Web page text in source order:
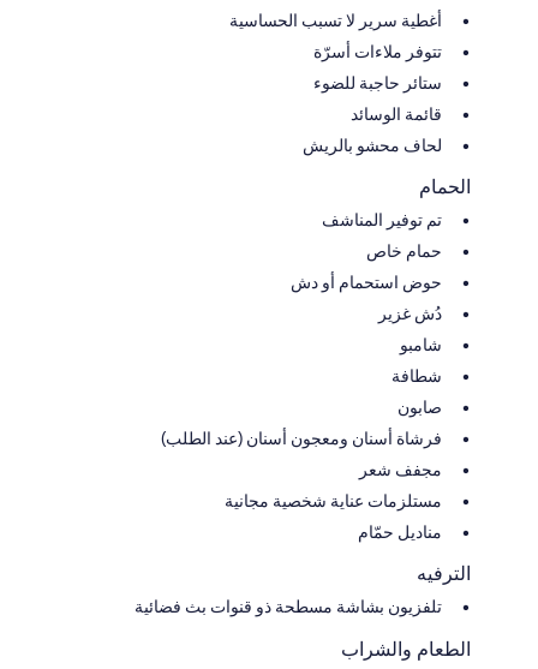
أغطية سرير لا تسبب الحساسية
تتوفر ملاءات أسرّة
ستائر حاجبة للضوء
قائمة الوسائد
لحاف محشو بالريش
الحمام
تم توفير المناشف
حمام خاص
حوض استحمام أو دش
دُش غزير
شامبو
شطافة
صابون
فرشاة أسنان ومعجون أسنان (عند الطلب)
مجفف شعر
مستلزمات عناية شخصية مجانية
مناديل حمّام
الترفيه
تلفزيون بشاشة مسطحة ذو قنوات بث فضائية
الطعام والشراب